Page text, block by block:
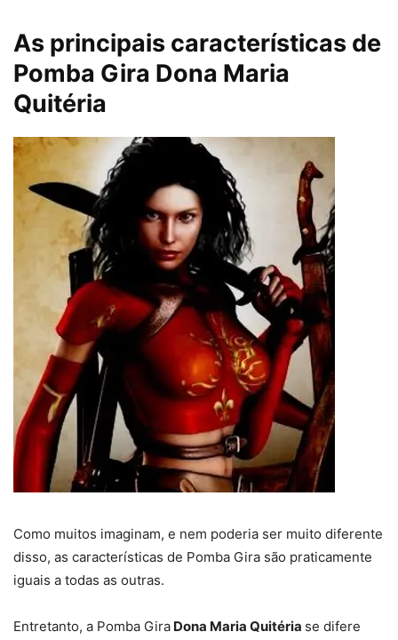
As principais características de
Pomba Gira Dona Maria
Quitéria
Como muitos imaginam, e nem poderia ser muito diferente
disso, as características de Pomba Gira são praticamente
iguais a todas as outras.
Entretanto, a Pomba Gira Dona Maria Quitéria se difere